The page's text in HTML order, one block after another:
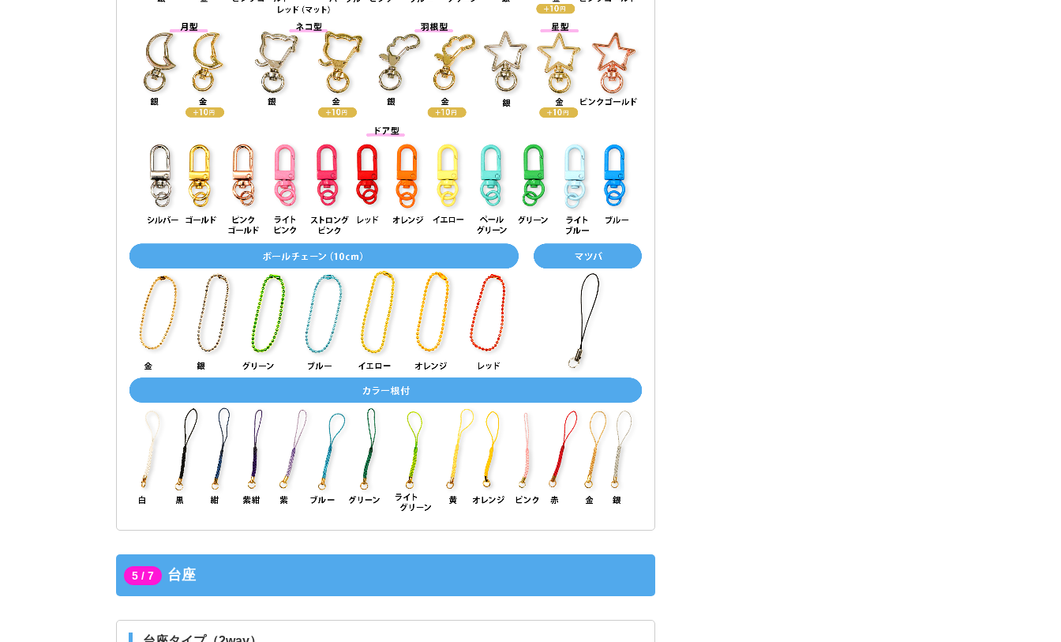
5 / 7 台座